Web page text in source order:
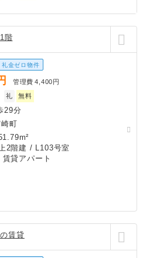
階
礼金ゼロ物件
管理費 4,400円
礼 無料
29分
町
2階建 / L103号室
賃貸アパート
賃貸